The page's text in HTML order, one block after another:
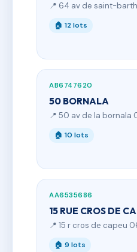
📍 64 av de saint-
🏠 12 lots
AB6747620
50 BORNALA
📍 50 av de la bornala
🏠 10 lots
AA6535686
15 RUE CROS DE
📍 15 r cros de capeu
🏠 9 lots